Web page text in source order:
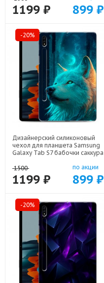
1199 ₽ 899 ₽
-20%
Дизайнерский силиконовый
чехол для планшета Samsung
Galaxy Tab S7 бабочки саккура
1500
1199 ₽
по акции
899 ₽
-20%